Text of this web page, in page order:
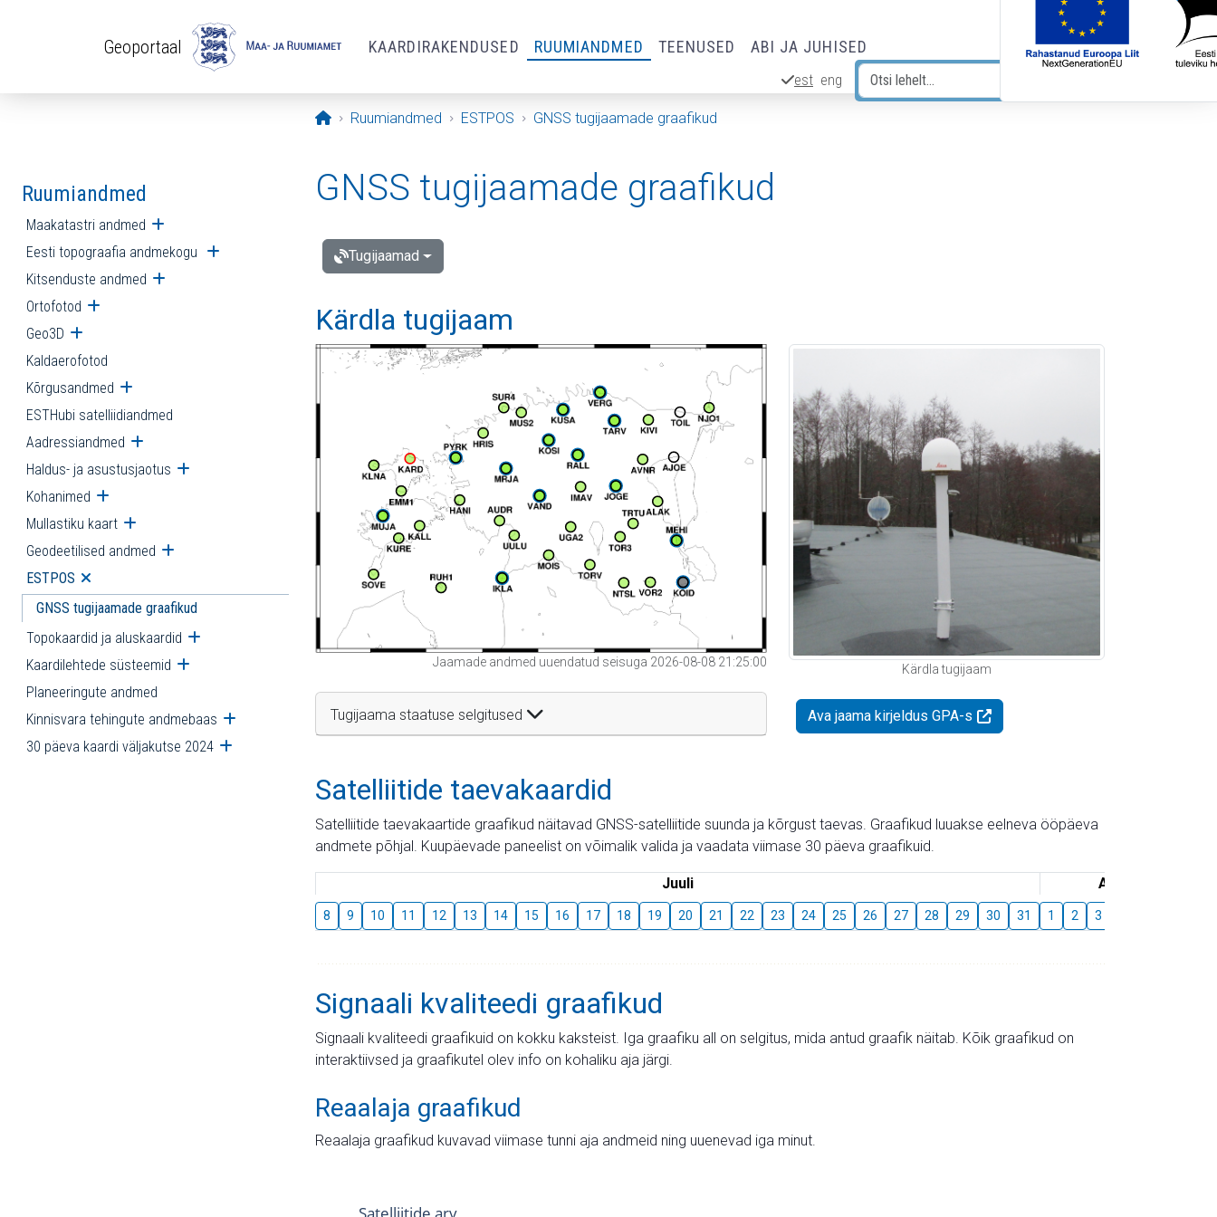
Geoportaal KAARDIRAKENDUSED RUUMIANDMED TEENUSED ABI JA JUHISED
est eng
Avaleht
Ruumiandmed ESTPOS GNSS tugijaamade graafikud
Ruumiandmed
Maakatastri andmed Ava alammenüü
Eesti topograafia andmekogu Ava alammenüü
Kitsenduste andmed Ava alammenüü
Ortofotod Ava alammenüü
Geo3D Ava alammenüü
Kaldaerofotod
Kõrgusandmed Ava alammenüü
ESTHubi satelliidiandmed
Aadressiandmed Ava alammenüü
Haldus- ja asustusjaotus Ava alammenüü
Kohanimed Ava alammenüü
Mullastiku kaart Ava alammenüü
Geodeetilised andmed Ava alammenüü
ESTPOS Ava alammenüü
GNSS tugijaamade graafikud
Topokaardid ja aluskaardid Ava alammenüü
Kaardilehtede süsteemid Ava alammenüü
Planeeringute andmed
Kinnisvara tehingute andmebaas Ava alammenüü
30 päeva kaardi väljakutse 2024 Ava alammenüü
GNSS tugijaamade graafikud
Tugijaamad
Kärdla tugijaam
Jaamade andmed uuendatud seisuga 2026-08-08 21:25:00
Tugijaama staatuse selgitused
Kärdla tugijaam
Ava jaama kirjeldus GPA-s
Satelliitide taevakaardid
Satelliitide taevakaartide graafikud näitavad GNSS-satelliitide suunda ja kõrgust taevas. Graafikud luuakse eelneva ööpäeva
andmete põhjal. Kuupäevade paneelist on võimalik valida ja vaadata viimase 30 päeva graafikuid.
Juuli August
8 9 10 11 12 13 14 15 16 17 18 19 20 21 22 23 24 25 26 27 28 29 30 31 1 2 3
Signaali kvaliteedi graafikud
Signaali kvaliteedi graafikuid on kokku kaksteist. Iga graafiku all on selgitus, mida antud graafik näitab. Kõik graafikud on
interaktiivsed ja graafikutel olev info on kohaliku aja järgi.
Reaalaja graafikud
Reaalaja graafikud kuvavad viimase tunni aja andmeid ning uuenevad iga minut.